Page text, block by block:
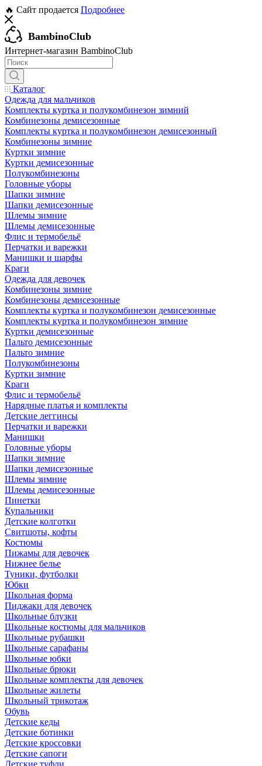
🔥 Сайт продается Подробнее
BambinoClub
Интернет-магазин BambinoClub
Каталог
Одежда для мальчиков
Комплекты куртка и полукомбинезон зимний
Комбинезоны демисезонные
Комплекты куртка и полукомбинезон демисезонный
Комбинезоны зимние
Куртки зимние
Куртки демисезонные
Полукомбинезоны
Головные уборы
Шапки зимние
Шапки демисезонные
Шлемы зимние
Шлемы демисезонные
Флис и термобельё
Перчатки и варежки
Манишки и шарфы
Краги
Одежда для девочек
Комбинезоны зимние
Комбинезоны демисезонные
Комплекты куртка и полукомбинезон демисезонные
Комплекты куртка и полукомбинезон зимние
Куртки демисезонные
Пальто демисезонные
Пальто зимние
Полукомбинезоны
Куртки зимние
Краги
Флис и термобельё
Нарядные платья и комплекты
Детские леггинсы
Перчатки и варежки
Манишки
Головные уборы
Шапки зимние
Шапки демисезонные
Шлемы зимние
Шлемы демисезонные
Пинетки
Купальники
Детские колготки
Свитшоты, кофты
Костюмы
Пижамы для девочек
Нижнее белье
Туники, футболки
Юбки
Школьная форма
Пиджаки для девочек
Школьные блузки
Школьные костюмы для мальчиков
Школьные рубашки
Школьные сарафаны
Школьные юбки
Школьные брюки
Школьные комплекты для девочек
Школьные жилеты
Школьный трикотаж
Обувь
Детские кеды
Детские ботинки
Детские кроссовки
Детские сапоги
Детские туфли